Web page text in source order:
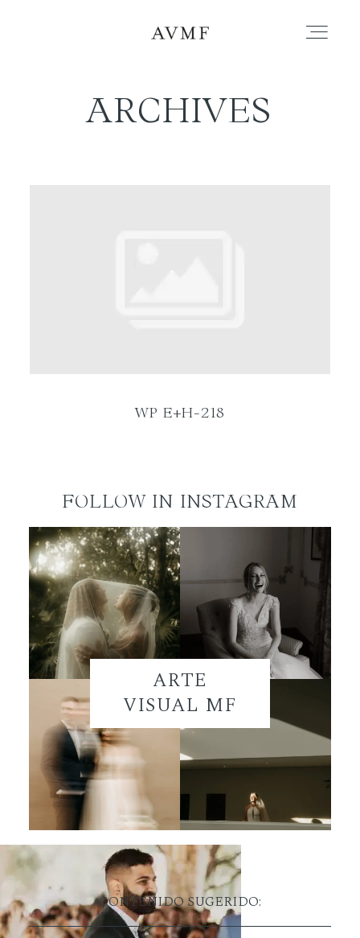
PORTAFOLIO
ARCHIVES
WP E+H-218
FOLLOW IN INSTAGRAM
ARTE
VISUAL MF
CONTENIDO SUGERIDO: